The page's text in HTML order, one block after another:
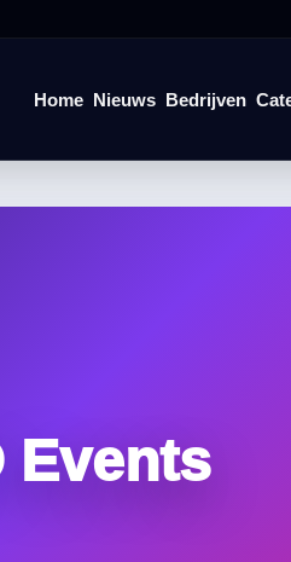
Home Nieuws Bedrijven
Events